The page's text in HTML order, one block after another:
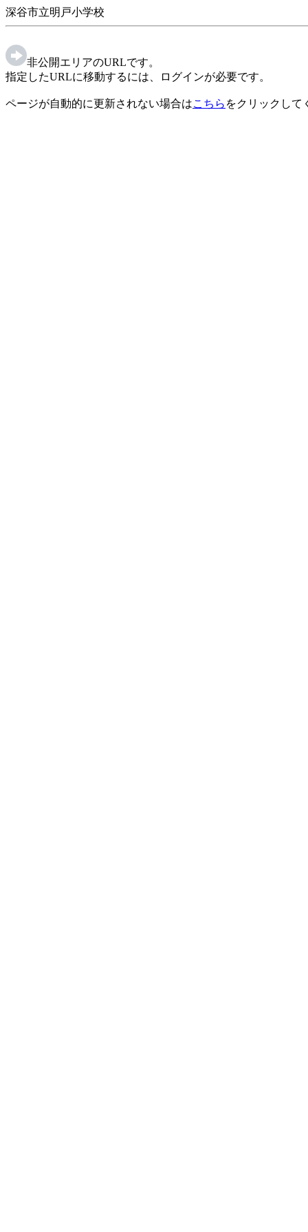
深谷市立明戸小学校
非公開エリアのURLです。
指定したURLに移動するには、ログインが必要です。
ページが自動的に更新されない場合はこちら をクリックして